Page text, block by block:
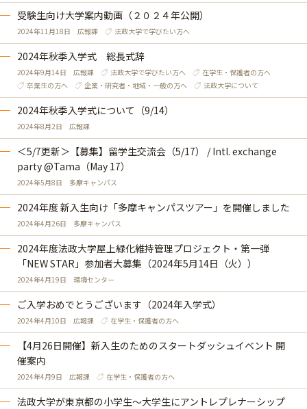
受験生向け大学案内動画（２０２４年公開）
2024年11月18日 広報課 法政大学で学びたい方へ
2024年秋季入学式 総長式辞
2024年9月14日 広報課 法政大学で学びたい方へ
在学生・保護者の方へ
卒業生の方へ
企業・研究者・地域・一般の方へ 法政大学について
2024年秋季入学式について（9/14）
2024年8月2日 広報課
＜5/7更新＞【募集】留学生交流会（5/17） / Intl. exchange
party @Tama（May 17）
2024年5月8日 多摩キャンパス
2024年度 新入生向け「多摩キャンパスツアー」を開催しました
2024年4月26日 多摩キャンパス
2024年度法政大学屋上緑化維持管理プロジェクト・第一弾
「NEW STAR」参加者大募集（2024年5月14日（火））
2024年4月19日 環境センター
ご入学おめでとうございます（2024年入学式）
2024年4月10日 広報課 在学生・保護者の方へ
【4月26日開催】新入生のためのスタートダッシュイベント 開
催案内
2024年4月9日 広報課 在学生・保護者の方へ
法政大学が東京都の小学生～大学生にアントレプレナーシップ